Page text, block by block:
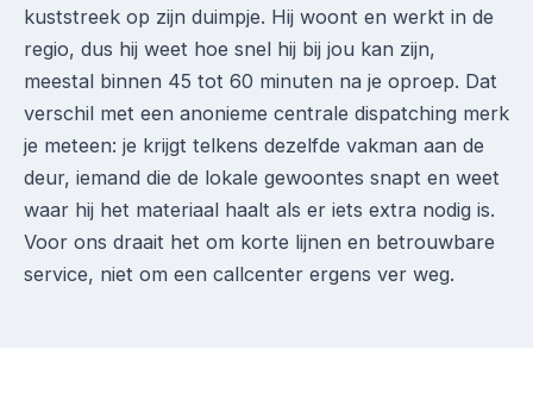
kuststreek op zijn duimpje. Hij woont en werkt in de
regio, dus hij weet hoe snel hij bij jou kan zijn,
meestal binnen 45 tot 60 minuten na je oproep. Dat
verschil met een anonieme centrale dispatching merk
je meteen: je krijgt telkens dezelfde vakman aan de
deur, iemand die de lokale gewoontes snapt en weet
waar hij het materiaal haalt als er iets extra nodig is.
Voor ons draait het om korte lijnen en betrouwbare
service, niet om een callcenter ergens ver weg.